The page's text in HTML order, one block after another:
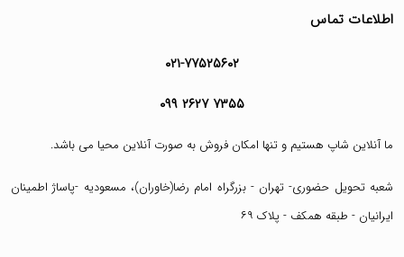
اطلاعات تماس
۰۲۱-۷۷۵۲۵۶۰۲
۰۹۹ ۲۶۲۷ ۷۳۵۵
ما آنلاین شاپ هستیم و تنها امکان فروش به صورت آنلاین محیا می باشد.
شعبه تحویل حضوری- تهران - بزرگراه امام رضا(خاوران)، مسعودیه -پاساژ اطمینان
ایرانیان - طبقه همکف - پلاک ۶۹